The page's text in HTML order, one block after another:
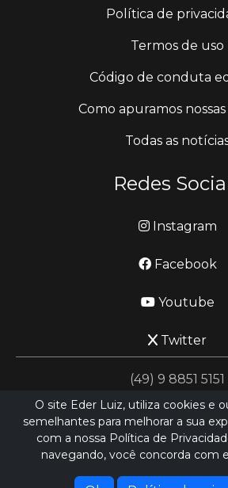
Política de
Termos de uso
Código de conduta
Como apuramos
Todas as
Redes
Instagram
Facebook
Youtube
Twitter
(49) 9 8851 5151
O site Eder Luiz, utiliza cookies e
semelhantes para melhorar a sua
com a nossa Política de
navegando, você concorda com